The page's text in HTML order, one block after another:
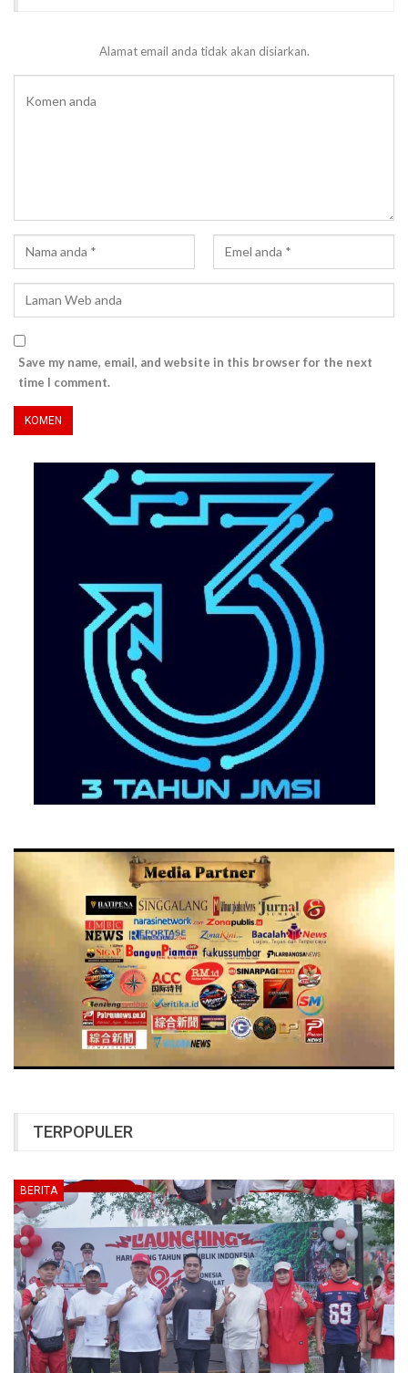
Alamat email anda tidak akan disiarkan.
Save my name, email, and website in this browser for the next
time I comment.
TERPOPULER
BERITA